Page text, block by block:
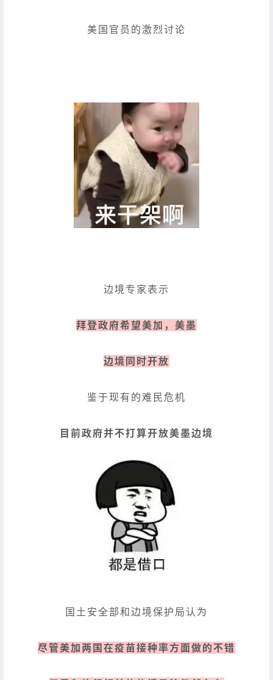
美国官员的激烈讨论
边境专家表示
拜登政府希望美加，美墨
边境同时开放
鉴于现有的难民危机
目前政府并不打算开放美墨边境
国土安全部和边境保护局认为
尽管美加两国在疫苗接种率方面做的不错